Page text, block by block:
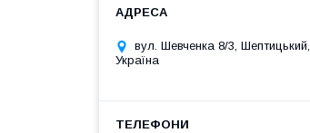
вул. Шевченка 8/3, Шептицький,
Україна